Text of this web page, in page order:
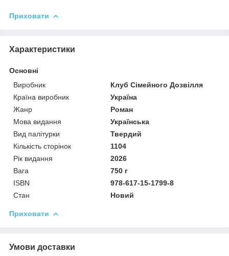
Приховати
Характеристики
Основні
Виробник
Клуб Сімейного Дозвілля
Країна виробник
Україна
Жанр
Роман
Мова видання
Українська
Вид палітурки
Твердий
Кількість сторінок
1104
Рік видання
2026
Вага
750 г
ISBN
978-617-15-1799-8
Стан
Новий
Приховати
Умови доставки